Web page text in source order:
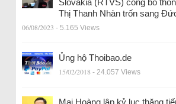
Slovakia (RTVS) công bố
Thị Thanh Nhàn trốn sang
06/08/2023 - 5.165 Views
Ủng hộ Thoibao.de
15/02/2018 - 24.057 Views
Mai Hoàng lập kỷ lục thăng